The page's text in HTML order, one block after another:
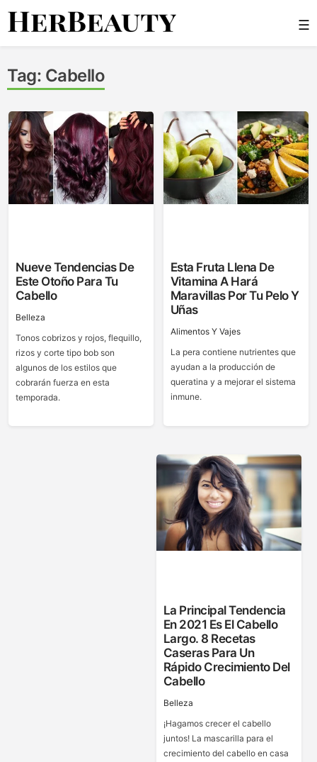
Skip
☰
Tag: Cabello
Nueve Tendencias De
Este Otoño Para Tu
Cabello
Belleza
Tonos cobrizos y rojos, flequillo,
rizos y corte tipo bob son
algunos de los estilos que
cobrarán fuerza en esta
temporada.
Esta Fruta Llena De
Vitamina A Hará
Maravillas Por Tu Pelo Y
Uñas
Alimentos Y Vajes
La pera contiene nutrientes que
ayudan a la producción de
queratina y a mejorar el sistema
inmune.
La Principal Tendencia
En 2021 Es El Cabello
Largo. 8 Recetas
Caseras Para Un
Rápido Crecimiento Del
Cabello
Belleza
¡Hagamos crecer el cabello
juntos! La mascarilla para el
crecimiento del cabello en casa